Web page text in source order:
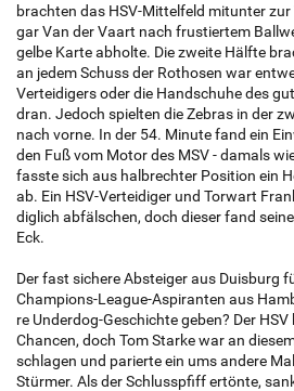
brach­ten das HSV-Mit­tel­feld mit­un­ter
gar Van der Vaart nach frus­tier­tem
gelbe Karte ab­hol­te. Die zwei­te Hälf­te
an jedem Schuss der Ro­tho­sen war
Ver­tei­di­gers oder die Hand­schu­he des
dran. Je­doch spiel­ten die Ze­bras in der
nach vorne. In der 54. Mi­nu­te fand ein
den Fuß vom Motor des MSV - da­mals
fass­te sich aus halb­rech­ter Po­si­ti­on ein
ab. Ein HSV-Ver­tei­di­ger und Tor­wart
dig­lich ab­fäl­schen, doch die­ser fand
Eck.
Der fast si­che­re Ab­stei­ger aus Duis­burg
Cham­pi­ons-League-Aspi­ran­ten aus
re Un­der­dog-Ge­schich­te geben? Der
Chan­cen, doch Tom Star­ke war an
schla­gen und pa­rier­te ein ums an­de­re
Stür­mer. Als der Schluss­pfiff er­tön­te,